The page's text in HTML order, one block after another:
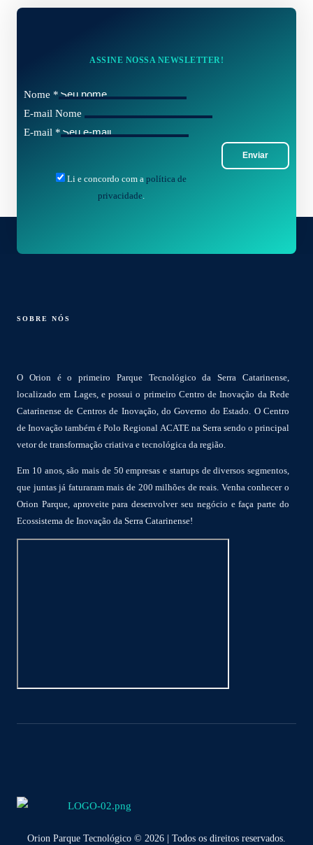
ASSINE NOSSA NEWSLETTER!
Nome *
E-mail Nome
E-mail *
Enviar
Li e concordo com a política de
privacidade
SOBRE NÓS
O Orion é o primeiro Parque Tecnológico da Serra Catarinense,
localizado em Lages, e possui o primeiro Centro de Inovação da Rede
Catarinense de Centros de Inovação, do Governo do Estado. O Centro
de Inovação também é Polo Regional ACATE na Serra sendo o principal
vetor de transformação criativa e tecnológica da região.
Em 10 anos, são mais de 50 empresas e startups de diversos segmentos,
que juntas já faturaram mais de 200 milhões de reais. Venha conhecer o
Orion Parque, aproveite para desenvolver seu negócio e faça parte do
Ecossistema de Inovação da Serra Catarinense!
Orion Parque Tecnológico © 2026 | Todos os direitos reservados.